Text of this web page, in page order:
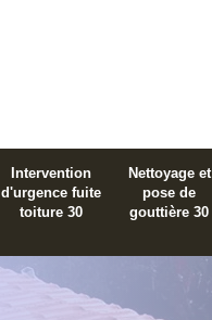
Intervention
d'urgence fuite
toiture 30
Nettoyage et
pose de
gouttière 30